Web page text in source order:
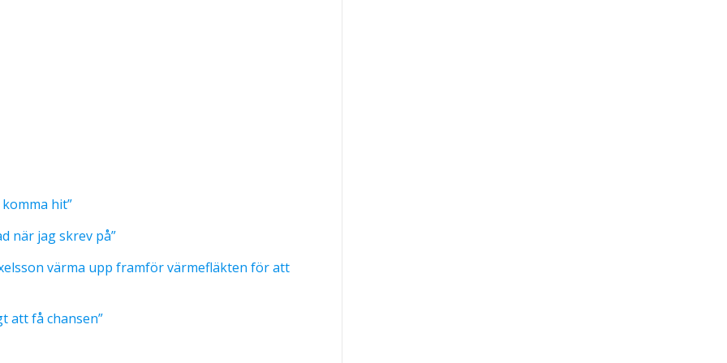
hit”
när jag skrev på”
värma upp framför värmefläkten för att
att få chansen”